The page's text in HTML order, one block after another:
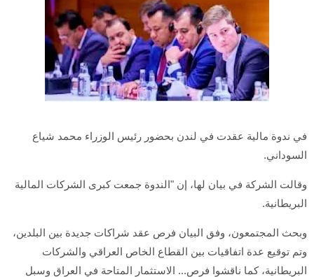
في ندوة مالية عقدت في لندن بحضور رئيس الوزراء محمد شياع
السوداني.
وقالت الشركة في بيان لها، إن "الندوة جمعت كبرى الشركات المالية
البريطانية.
وبحث المجتمعون، وفق البيان فرص عقد شراكات جديدة بين البلدين،
وتم توقيع عدة اتفاقيات بين القطاع الخاص العراقي والشركات
البريطانية، كما ناقشوا فرص... الاستثمار المتاحة في العراق وسبل